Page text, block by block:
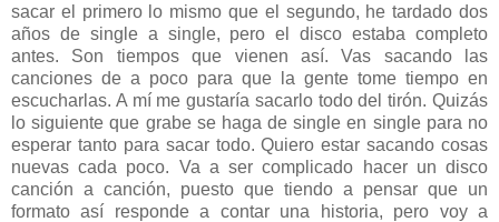
sacar el primero lo mismo que el segundo, he tardado dos
años de single a single, pero el disco estaba completo
antes. Son tiempos que vienen así. Vas sacando las
canciones de a poco para que la gente tome tiempo en
escucharlas. A mí me gustaría sacarlo todo del tirón. Quizás
lo siguiente que grabe se haga de single en single para no
esperar tanto para sacar todo. Quiero estar sacando cosas
nuevas cada poco. Va a ser complicado hacer un disco
canción a canción, puesto que tiendo a pensar que un
formato así responde a contar una historia, pero voy a